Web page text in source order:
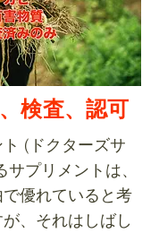
検査、認可
(ドクターズサ
プリメントは、
優れていると考
、それはしばし